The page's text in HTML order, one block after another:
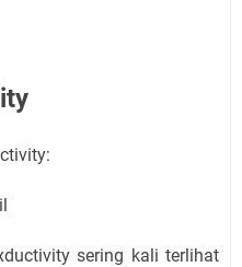
sering kali terlihat